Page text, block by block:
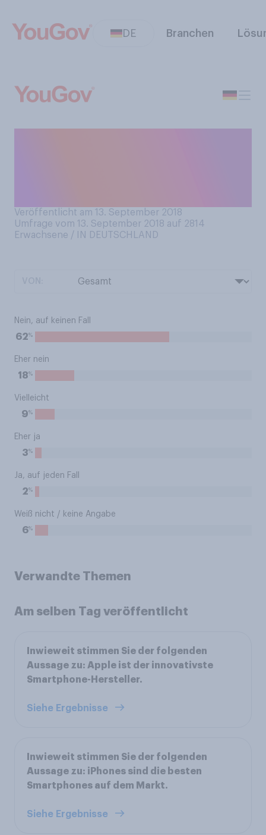
DE Branchen
Veröffentlicht am 13. September 2018
Umfrage vom 13. September 2018 auf 2814
Erwachsene / IN DEUTSCHLAND
Nein, auf keinen Fall
62%
Eher nein
18%
Vielleicht
9%
Eher ja
3%
Ja, auf jeden Fall
2%
Weiß nicht / keine Angabe
6%
Verwandte Themen
Am selben Tag veröffentlicht
Inwieweit stimmen Sie der folgenden
Aussage zu: Apple ist der innovativste
Smartphone-Hersteller.
Siehe Ergebnisse
Inwieweit stimmen Sie der folgenden
Aussage zu: iPhones sind die besten
Smartphones auf dem Markt.
Siehe Ergebnisse